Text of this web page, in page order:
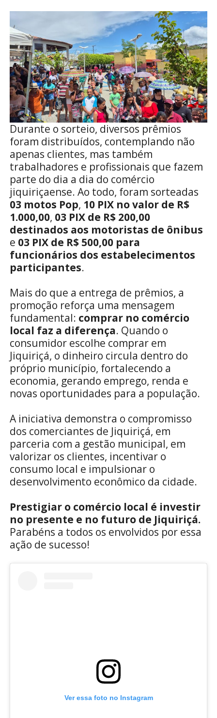
Durante o sorteio, diversos prêmios
foram distribuídos, contemplando não
apenas clientes, mas também
trabalhadores e profissionais que fazem
parte do dia a dia do comércio
jiquiriçaense. Ao todo, foram sorteadas
03 motos Pop, 10 PIX no valor de R$
1.000,00, 03 PIX de R$ 200,00
destinados aos motoristas de ônibus
e 03 PIX de R$ 500,00 para
funcionários dos estabelecimentos
participantes.
Mais do que a entrega de prêmios, a
promoção reforça uma mensagem
fundamental: comprar no comércio
local faz a diferença. Quando o
consumidor escolhe comprar em
Jiquiriçá, o dinheiro circula dentro do
próprio município, fortalecendo a
economia, gerando emprego, renda e
novas oportunidades para a população.
A iniciativa demonstra o compromisso
dos comerciantes de Jiquiriçá, em
parceria com a gestão municipal, em
valorizar os clientes, incentivar o
consumo local e impulsionar o
desenvolvimento econômico da cidade.
Prestigiar o comércio local é investir
no presente e no futuro de Jiquiriçá.
Parabéns a todos os envolvidos por essa
ação de sucesso!
Ver essa foto no Instagram